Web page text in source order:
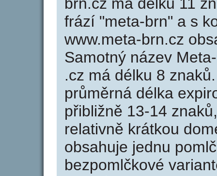
frází "meta-brn" a s
www.meta-brn.cz
Samotný název
.cz má délku 8
průměrná délka
přibližně 13-14
relativně krátkou
obsahuje jednu
bezpomlčkové